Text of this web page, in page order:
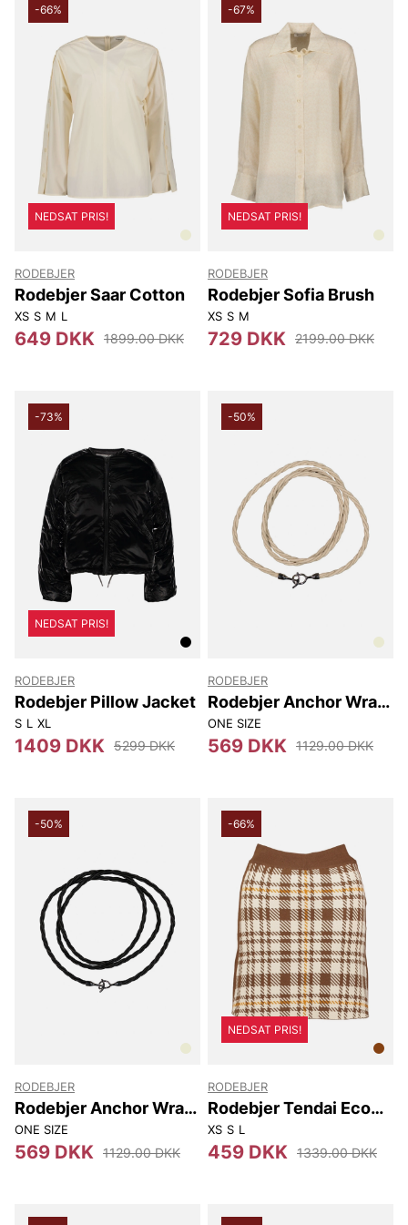
-66%
NEDSAT PRIS!
RODEBJER
Rodebjer Saar Cotton
XS S M L
649 DKK 1899.00 DKK
-67%
NEDSAT PRIS!
RODEBJER
Rodebjer Sofia Brush
XS S M
729 DKK 2199.00 DKK
-73%
NEDSAT PRIS!
RODEBJER
Rodebjer Pillow Jacket
S L XL
1409 DKK 5299 DKK
-50%
RODEBJER
Rodebjer Anchor Wrap
Belt
ONE SIZE
569 DKK 1129.00 DKK
-50%
RODEBJER
Rodebjer Anchor Wrap
Belt
ONE SIZE
569 DKK 1129.00 DKK
-66%
NEDSAT PRIS!
RODEBJER
Rodebjer Tendai Eco
Check
XS S L
459 DKK 1339.00 DKK